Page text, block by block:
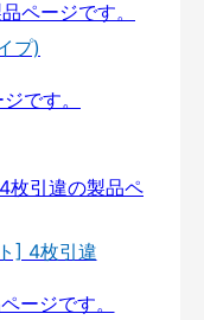
プ)
] 4枚引違